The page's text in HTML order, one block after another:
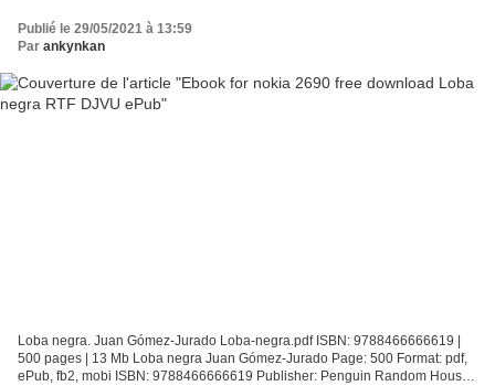
Publié le 29/05/2021 à 13:59
Par ankynkan
Loba negra. Juan Gómez-Jurado Loba-negra.pdf ISBN: 9788466666619 |
500 pages | 13 Mb Loba negra Juan Gómez-Jurado Page: 500 Format: pdf,
ePub, fb2, mobi ISBN: 9788466666619 Publisher: Penguin Random House